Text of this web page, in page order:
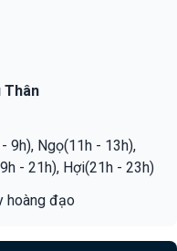
Thân
9h), Ngọ(11h - 13h),
- 21h), Hợi(21h - 23h)
hoàng đạo